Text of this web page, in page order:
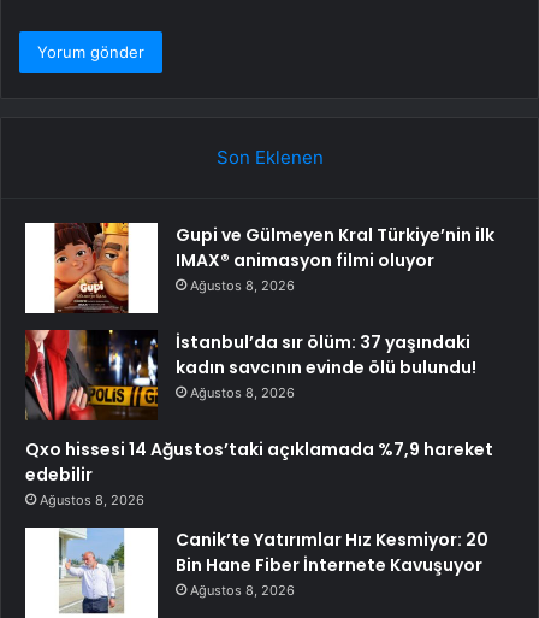
Son Eklenen
Gupi ve Gülmeyen Kral Türkiye’nin ilk
IMAX® animasyon filmi oluyor
Ağustos 8, 2026
İstanbul’da sır ölüm: 37 yaşındaki
kadın savcının evinde ölü bulundu!
Ağustos 8, 2026
Qxo hissesi 14 Ağustos’taki açıklamada %7,9 hareket
edebilir
Ağustos 8, 2026
Canik’te Yatırımlar Hız Kesmiyor: 20
Bin Hane Fiber İnternete Kavuşuyor
Ağustos 8, 2026